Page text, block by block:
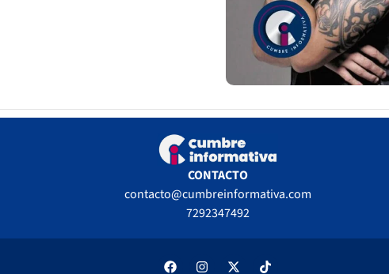
CONTACTO
contacto@cumbreinformativa.com
7292347492